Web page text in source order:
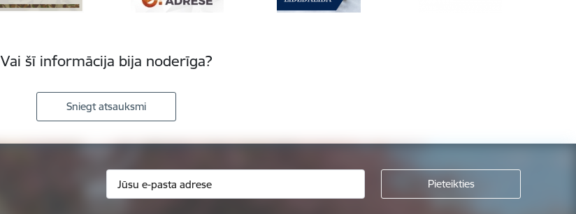
Vai šī informācija bija noderīga?
Sniegt atsauksmi